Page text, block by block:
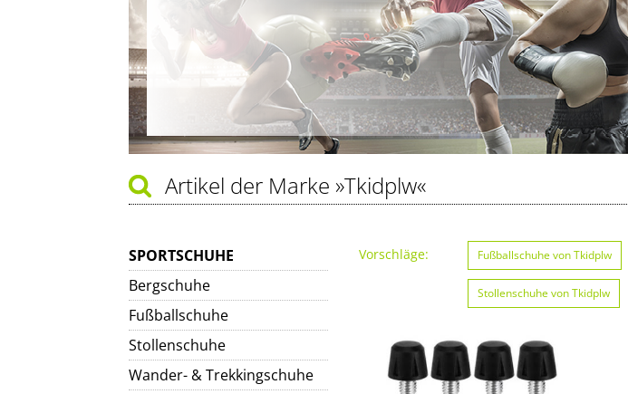
Artikel der Marke »Tkidplw«
SPORTSCHUHE
Bergschuhe
Fußballschuhe
Stollenschuhe
Wander- & Trekkingschuhe
Vorschläge: Fußballschuhe von Tkidplw
Stollenschuhe von Tkidplw